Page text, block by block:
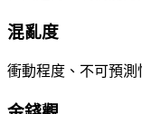
混亂度
衝動程度、不可預測